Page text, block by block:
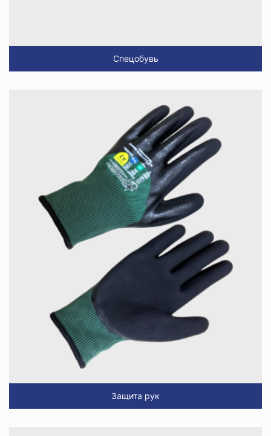
Спецобувь
Защита рук